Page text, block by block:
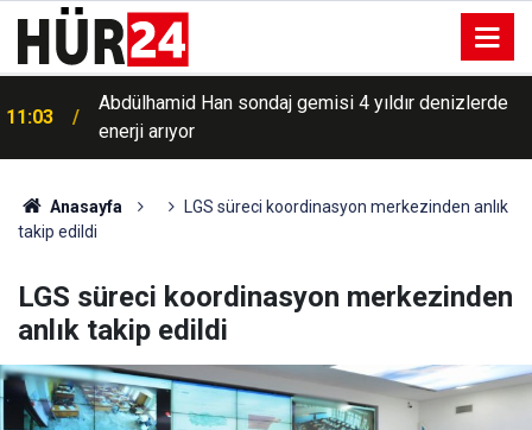
11:03
Abdülhamid Han sondaj gemisi 4 yıldır denizlerde
enerji arıyor
Anasayfa
LGS süreci koordinasyon merkezinden anlık
takip edildi
LGS süreci koordinasyon merkezinden
anlık takip edildi